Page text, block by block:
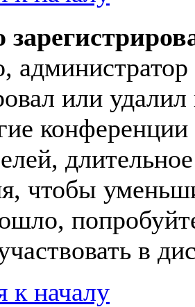
или
чтобы
в
к началу